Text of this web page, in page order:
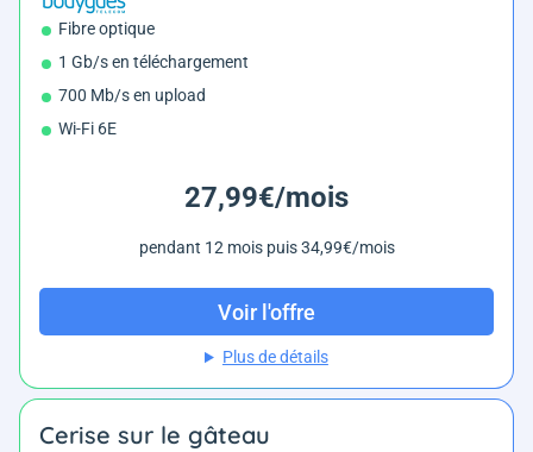
Fibre optique
1 Gb/s en téléchargement
700 Mb/s en upload
Wi-Fi 6E
27,99€/mois
pendant 12 mois puis 34,99€/mois
Voir l'offre
Plus de détails
Cerise sur le gâteau